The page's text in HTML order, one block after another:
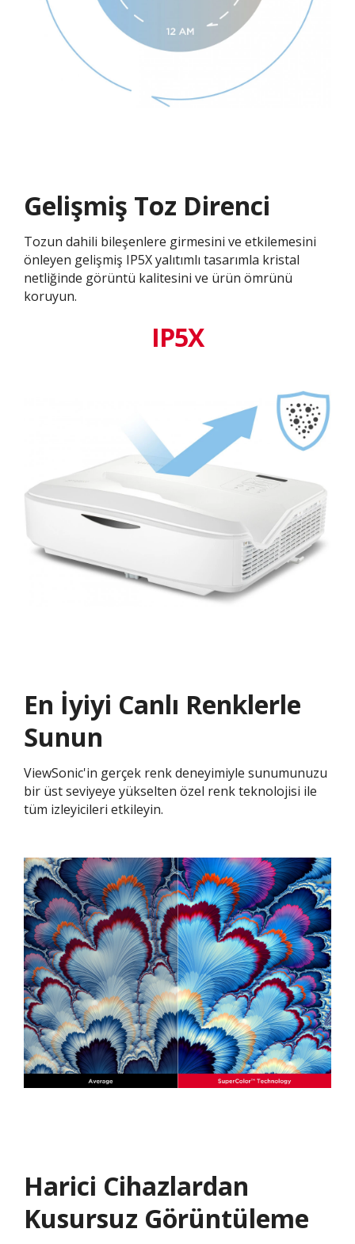
Gelişmiş Toz Direnci
Tozun dahili bileşenlere girmesini ve etkilemesini
önleyen gelişmiş IP5X yalıtımlı tasarımla kristal
netliğinde görüntü kalitesini ve ürün ömrünü
koruyun.
IP5X
En İyiyi Canlı Renklerle
Sunun
ViewSonic'in gerçek renk deneyimiyle sunumunuzu
bir üst seviyeye yükselten özel renk teknolojisi ile
tüm izleyicileri etkileyin.
Harici Cihazlardan
Kusursuz Görüntüleme